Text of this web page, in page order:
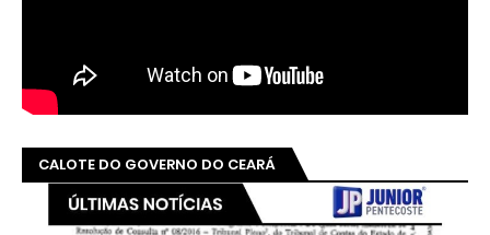
CALOTE DO GOVERNO DO CEARÁ